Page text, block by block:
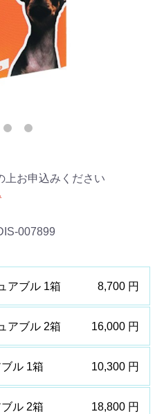
お申込みください
007899
アブル 1箱 8,700 円
アブル 2箱 16,000 円
ル 1箱 10,300 円
ル 2箱 18,800 円